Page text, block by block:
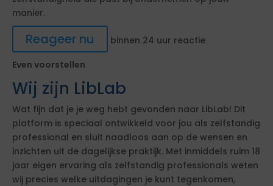
manier.
Reageer nu
binnen 24 uur reactie
Even voorstellen
Wij zijn LibLab
Wat fijn dat je je weg hebt gevonden naar LibLab! Dit
platform is speciaal ontwikkeld voor jou als zelfstandig
professional en sluit naadloos aan op de wensen en
inzichten uit de dagelijkse praktijk. Met inmiddels ruim 18
jaar eigen ervaring als zelfstandig professionals weten
wij precies welke uitdagingen je kunt tegenkomen,